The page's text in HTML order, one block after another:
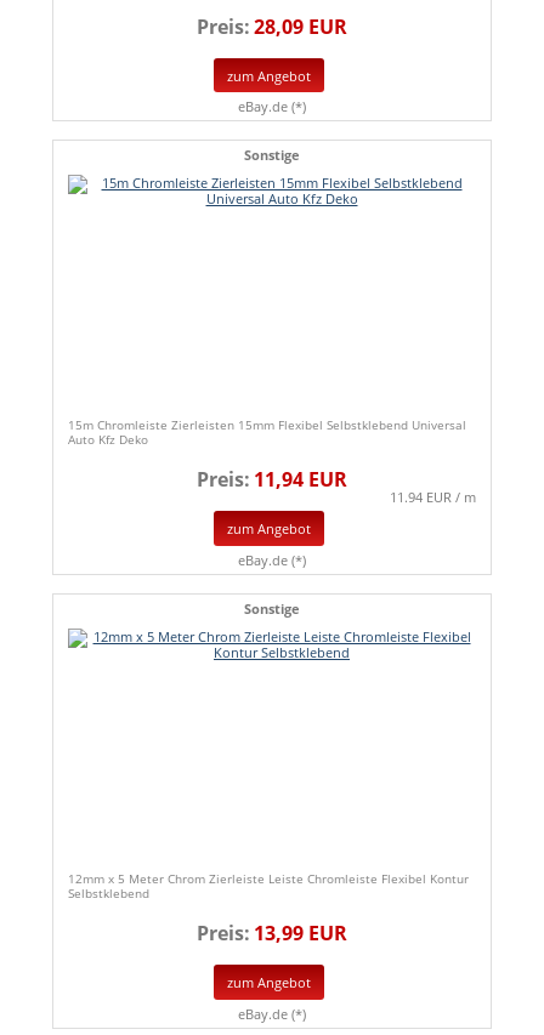
Preis:28,09 EUR
zum Angebot
eBay.de (*)
Sonstige
15m Chromleiste Zierleisten 15mm Flexibel Selbstklebend Universal
Auto Kfz Deko
Preis: 11,94 EUR
11.94 EUR / m
zum Angebot
eBay.de (*)
Sonstige
12mm x 5 Meter Chrom Zierleiste Leiste Chromleiste Flexibel Kontur
Selbstklebend
Preis: 13,99 EUR
zum Angebot
eBay.de (*)